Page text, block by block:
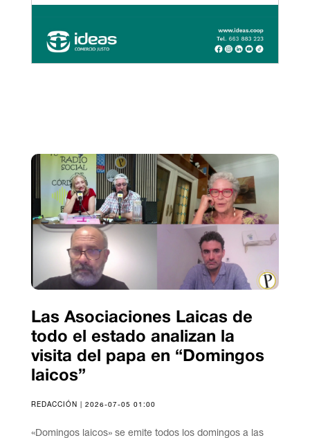
Las Asociaciones Laicas de
todo el estado analizan la
visita del papa en “Domingos
laicos”
REDACCIÓN | 2026-07-05 01:00
«Domingos laicos» se emite todos los domingos a las